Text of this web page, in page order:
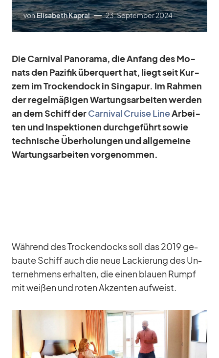
vonElisabeth Kapral 23. September 2024
Die Car­ni­val Pan­orama, die An­fang des Mo­
nats den Pa­zi­fik über­quert hat, liegt seit Kur­
zem im Tro­cken­dock in Sin­ga­pur. Im Rah­men
der re­gel­mä­ßi­gen War­tungs­ar­bei­ten wer­den
an dem Schiff derCar­ni­val Cruise LineAr­bei­
ten und In­spek­tio­nen durch­ge­führt so­wie
tech­ni­sche Über­ho­lun­gen und all­ge­meine
War­tungs­ar­bei­ten vor­ge­nom­men.
Wäh­rend des Tro­cken­docks soll das 2019 ge­
baute Schiff auch die neue La­ckie­rung des Un­
ter­neh­mens er­hal­ten, die ei­nen blauen Rumpf
mit wei­ßen und ro­ten Ak­zen­ten auf­weist.